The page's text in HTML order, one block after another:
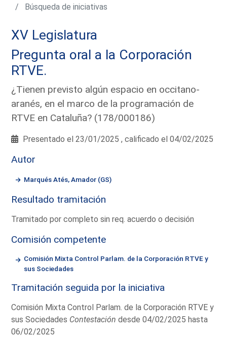
Búsqueda de iniciativas
XV Legislatura
Pregunta oral a la Corporación
RTVE.
¿Tienen previsto algún espacio en occitano-
aranés, en el marco de la programación de
RTVE en Cataluña? (178/000186)
Presentado el 23/01/2025 , calificado el 04/02/2025
Autor
Marqués Atés, Amador (GS)
Resultado tramitación
Tramitado por completo sin req. acuerdo o decisión
Comisión competente
Comisión Mixta Control Parlam. de la Corporación RTVE y
sus Sociedades
Tramitación seguida por la iniciativa
Comisión Mixta Control Parlam. de la Corporación RTVE y
sus Sociedades Contestación desde 04/02/2025 hasta
06/02/2025